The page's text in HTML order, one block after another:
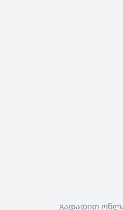
გადადით